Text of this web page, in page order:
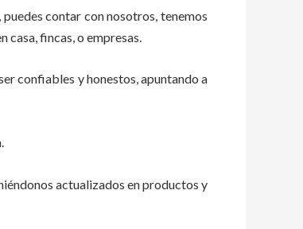
contar con nosotros, tenemos
casa, fincas, o empresas.
confiables y honestos, apuntando a
actualizados en productos y